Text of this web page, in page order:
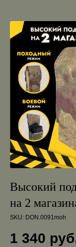
Высокий
на 2
SKU: DON.0091moh
1 340